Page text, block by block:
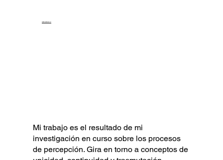
DESCARGAR CV
Mi trabajo es el resultado de mi
investigación en curso sobre los procesos
de percepción. Gira en torno a conceptos de